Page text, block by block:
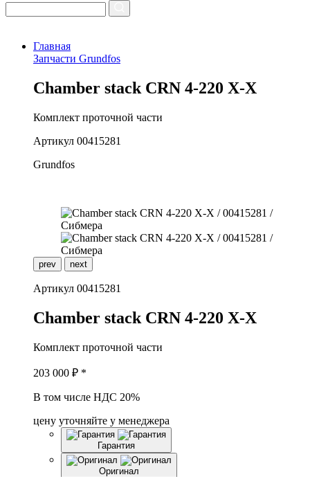
Главная
Запчасти Grundfos
Chamber stack CRN 4-220 X-X
Комплект проточной части
Артикул 00415281
Grundfos
prev next
Артикул 00415281
Chamber stack CRN 4-220 X-X
Комплект проточной части
203 000 ₽ *
В том числе НДС 20%
цену уточняйте у менеджера
Гарантия
Оригинал